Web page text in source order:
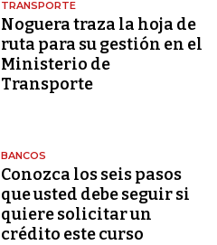
TRANSPORTE
Noguera traza la hoja de
ruta para su gestión en el
Ministerio de
Transporte
BANCOS
Conozca los seis pasos
que usted debe seguir si
quiere solicitar un
crédito este curso